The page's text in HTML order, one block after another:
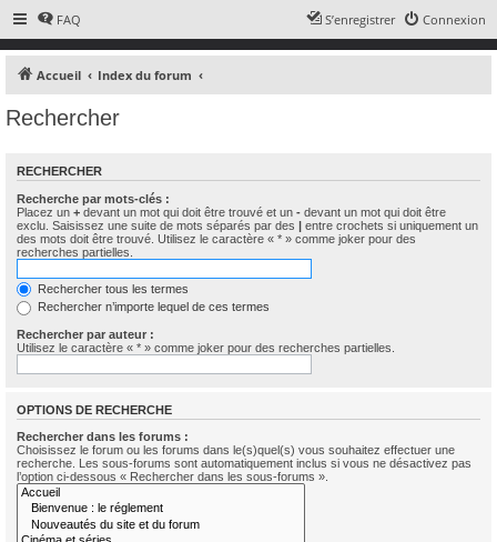
FAQ Connexion
S’enregistrer
Accueil Index du forum
Rechercher
RECHERCHER
Recherche par mots-clés :
Placez un + devant un mot qui doit être trouvé et un - devant un mot qui doit être
exclu. Saisissez une suite de mots séparés par des | entre crochets si uniquement un
des mots doit être trouvé. Utilisez le caractère « * » comme joker pour des
recherches partielles.
Rechercher tous les termes
Rechercher n’importe lequel de ces termes
Rechercher par auteur :
Utilisez le caractère « * » comme joker pour des recherches partielles.
OPTIONS DE RECHERCHE
Rechercher dans les forums :
Choisissez le forum ou les forums dans le(s)quel(s) vous souhaitez effectuer une
recherche. Les sous-forums sont automatiquement inclus si vous ne désactivez pas
l’option ci-dessous « Rechercher dans les sous-forums ».